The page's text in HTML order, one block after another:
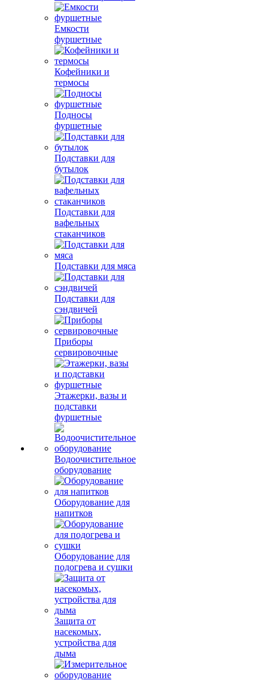
Емкости
фуршетные
Кофейники и
термосы
Подносы
фуршетные
Подставки для
бутылок
Подставки для
вафельных
стаканчиков
Подставки для мяса
Подставки для
сэндвичей
Приборы
сервировочные
Этажерки, вазы и
подставки
фуршетные
Водоочистительное
оборудование
Оборудование для
напитков
Оборудование для
подогрева и сушки
Защита от
насекомых,
устройства для
дыма